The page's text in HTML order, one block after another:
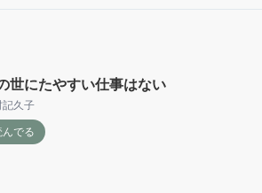
世にたやすい仕事はない
記久子
んでる